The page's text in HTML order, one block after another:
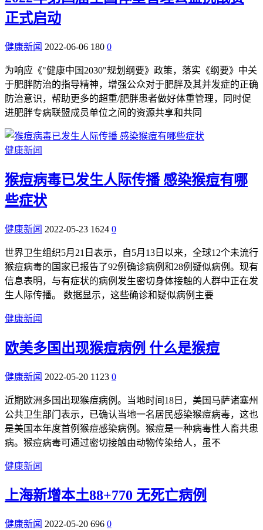
正式启动
健康新闻 2022-06-06 180 0
为响应《"健康中国2030"规划纲要》政策，落实《纲要》中关
于肥胖防治的指导精神，增强公众对于肥胖及其并发症的正确
防治意识，帮助更多的超重/肥胖患者做好体重管理，同时促
进肥胖专病联盟成员单位之间的资源共享和共同
健康新闻
猴痘病毒已发生人际传播 感染猴痘有哪
些症状
健康新闻 2022-05-23 1624 0
世界卫生组织5月21日表示，自5月13日以来，全球12个未流行
猴痘病毒的国家已报告了92例确诊病例和28例疑似病例。现有
信息表明，与有症状的病例发生密切身体接触的人群中正在发
生人际传播。 数据显示，这些确诊和疑似病例主要
健康新闻
欧美多国出现猴痘病例 什么是猴痘
健康新闻 2022-05-20 1123 0
近期欧洲多国出现猴痘病例。当地时间18日，美国马萨诸塞州
公共卫生部门表示，已确认当地一名居民感染猴痘病毒，这也
是美国本年度首例猴痘感染病例。猴痘是一种病毒性人畜共患
病。猴痘病毒可通过密切接触由动物传染给人，虽不
健康新闻
上海新增本土88+770 无死亡病例
健康新闻 2022-05-20 696 0